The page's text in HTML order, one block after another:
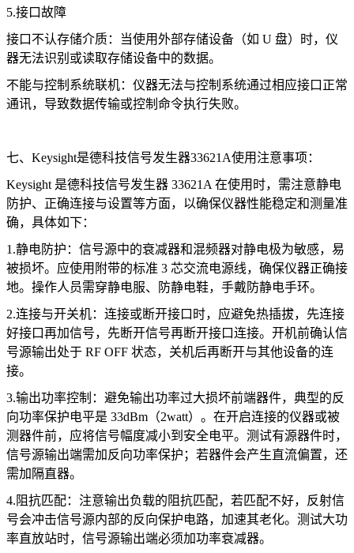
5.接口故障
接口不认存储介质：当使用外部存储设备（如 U 盘）时，仪
器无法识别或读取存储设备中的数据。
不能与控制系统联机：仪器无法与控制系统通过相应接口正常
通讯，导致数据传输或控制命令执行失败。
七、Keysight是德科技信号发生器33621A使用注意事项：
Keysight 是德科技信号发生器 33621A 在使用时，需注意静电
防护、正确连接与设置等方面，以确保仪器性能稳定和测量准
确，具体如下：
1.静电防护：信号源中的衰减器和混频器对静电极为敏感，易
被损坏。应使用附带的标准 3 芯交流电源线，确保仪器正确接
地。操作人员需穿静电服、防静电鞋，手戴防静电手环。
2.连接与开关机：连接或断开接口时，应避免热插拔，先连接
好接口再加信号，先断开信号再断开接口连接。开机前确认信
号源输出处于 RF OFF 状态，关机后再断开与其他设备的连
接。
3.输出功率控制：避免输出功率过大损坏前端器件，典型的反
向功率保护电平是 33dBm（2watt）。在开启连接的仪器或被
测器件前，应将信号幅度减小到安全电平。测试有源器件时，
信号源输出端需加反向功率保护；若器件会产生直流偏置，还
需加隔直器。
4.阻抗匹配：注意输出负载的阻抗匹配，若匹配不好，反射信
号会冲击信号源内部的反向保护电路，加速其老化。测试大功
率直放站时，信号源输出端必须加功率衰减器。